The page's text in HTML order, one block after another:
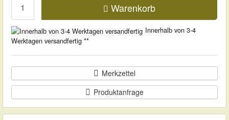
Warenkorb
Innerhalb von 3-4
Werktagen versandfertig **
Merkzettel
Produktanfrage